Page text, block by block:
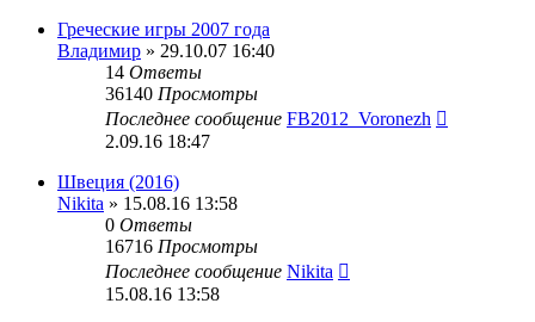
Греческие игры 2007 года
Владимир » 29.10.07 16:40
14 Ответы
36140 Просмотры
Последнее сообщение FB2012_Voronezh
2.09.16 18:47
Швеция (2016)
Nikita » 15.08.16 13:58
0 Ответы
16716 Просмотры
Последнее сообщение Nikita
15.08.16 13:58